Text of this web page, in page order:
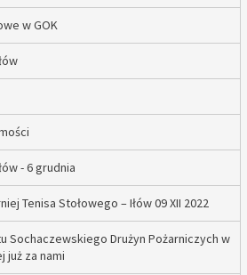
w GOK
- 6 grudnia
Tenisa Stołowego – Iłów 09 XII 2022
Sochaczewskiego Drużyn Pożarniczych w
już za nami